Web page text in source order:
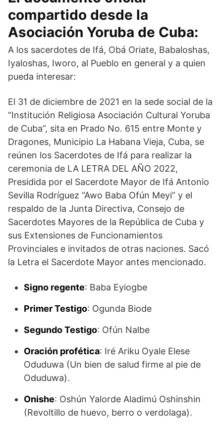
compartido desde la
Asociación Yoruba de Cuba:
A los sacerdotes de Ifá, Obá Oriate, Babaloshas,
Iyaloshas, Iworo, al Pueblo en general y a quien
pueda interesar:
El 31 de diciembre de 2021 en la sede social de la
“Institución Religiosa Asociación Cultural Yoruba
de Cuba”, sita en Prado No. 615 entre Monte y
Dragones, Municipio La Habana Vieja, Cuba, se
reúnen los Sacerdotes de Ifá para realizar la
ceremonia de LA LETRA DEL AÑO 2022,
Presidida por el Sacerdote Mayor de Ifá Antonio
Sevilla Rodríguez “Awo Baba Ofún Meyi” y el
respaldo de la Junta Directiva, Consejo de
Sacerdotes Mayores de la República de Cuba y
sus Extensiones de Funcionamientos
Provinciales e invitados de otras naciones. Sacó
la Letra el Sacerdote Mayor antes mencionado.
Signo regente: Baba Eyiogbe
Primer Testigo: Ogunda Biode
Segundo Testigo: Ofún Nalbe
Oración profética: Iré Ariku Oyale Elese
Oduduwa (Un bien de salud firme al pie de
Oduduwa).
Onishe: Oshún Yalorde Aladimú Oshinshin
(Revoltillo de huevo, berro o verdolaga).